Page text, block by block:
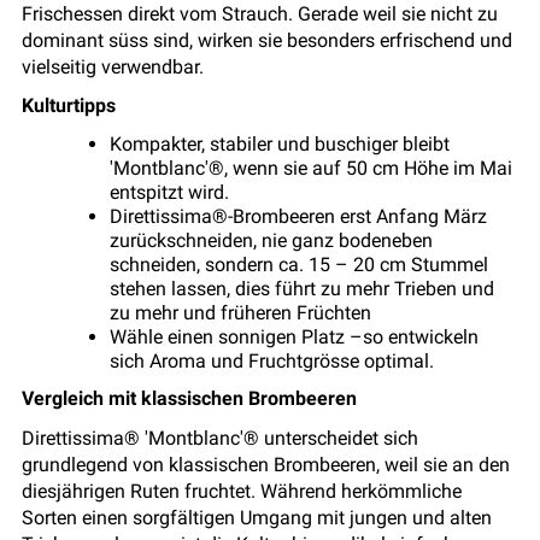
Frischessen direkt vom Strauch. Gerade weil sie nicht zu
dominant süss sind, wirken sie besonders erfrischend und
vielseitig verwendbar.
Kulturtipps
Kompakter, stabiler und buschiger bleibt
'Montblanc'®, wenn sie auf 50 cm Höhe im Mai
entspitzt wird.
Direttissima®-Brombeeren erst Anfang März
zurückschneiden, nie ganz bodeneben
schneiden, sondern ca. 15 – 20 cm Stummel
stehen lassen, dies führt zu mehr Trieben und
zu mehr und früheren Früchten
Wähle einen sonnigen Platz –so entwickeln
sich Aroma und Fruchtgrösse optimal.
Vergleich mit klassischen Brombeeren
Direttissima® 'Montblanc'® unterscheidet sich
grundlegend von klassischen Brombeeren, weil sie an den
diesjährigen Ruten fruchtet. Während herkömmliche
Sorten einen sorgfältigen Umgang mit jungen und alten